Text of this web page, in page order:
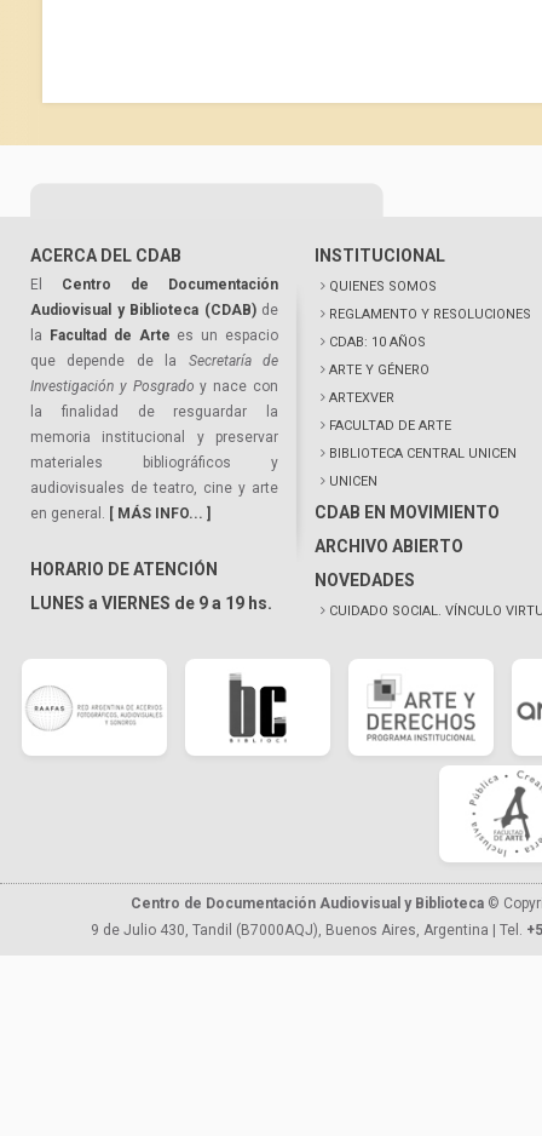
ACERCA DEL CDAB
El Centro de Documentación
Audiovisual y Biblioteca (CDAB)de
la
Facultad de Arte es un espacio
que depende de la Secretaría de
Investigación y Posgrado y nace con
la finalidad de resguardar la
memoria institucional y preservar
materiales bibliográficos y
audiovisuales de teatro, cine y arte
en general. [ MÁS INFO... ]
HORARIO DE ATENCIÓN
LUNES a VIERNES de 9 a 19 hs.
INSTITUCIONAL
QUIENES SOMOS
REGLAMENTO Y RESOLUCIONES
CDAB: 10 AÑOS
ARTE Y GÉNERO
ARTEXVER
FACULTAD DE ARTE
BIBLIOTECA CENTRAL UNICEN
UNICEN
CDAB EN MOVIMIENTO
ARCHIVO ABIERTO
NOVEDADES
CUIDADO SOCIAL. VÍNCULO
Centro de Documentación Audiovisual y Biblioteca ©
9 de Julio 430, Tandil (B7000AQJ), Buenos Aires, Argentina | Tel.